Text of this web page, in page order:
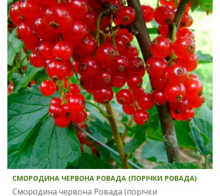
СМОРОДИНА ЧЕРВОНА РОВАДА (ПОРІЧКИ РОВАДА)
Смородина червона Ровада (порічки